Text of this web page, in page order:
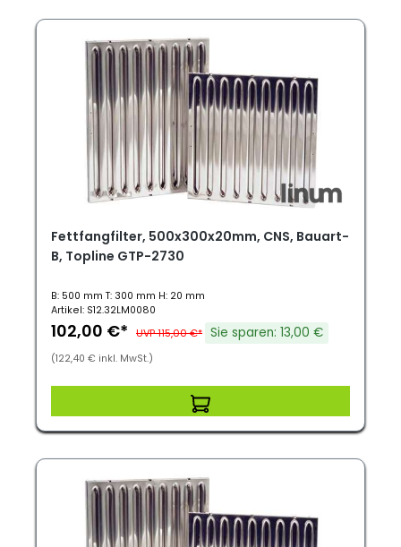
Fettfangfilter, 500x300x20mm, CNS, Bauart-
B, Topline GTP-2730
B: 500 mm T: 300 mm H: 20 mm
Artikel: S12.32LM0080
102,00 €* UVP 115,00 €* Sie sparen: 13,00 €
(122,40 € inkl. MwSt.)